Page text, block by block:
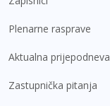
Plenarne rasprave
Aktualna prijepodneva
Zastupnička pitanja